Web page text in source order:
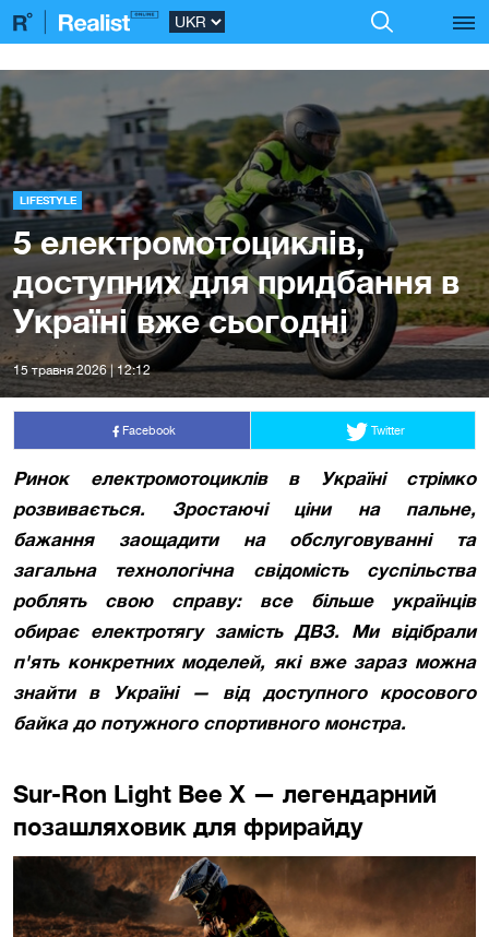
LIFESTYLE
5 електромотоциклів,
доступних для придбання в
Україні вже сьогодні
15 травня 2026 | 12:12
Facebook Twitter
Ринок електромотоциклів в Україні стрімко
розвивається. Зростаючі ціни на пальне,
бажання заощадити на обслуговуванні та
загальна технологічна свідомість суспільства
роблять свою справу: все більше українців
обирає електротягу замість ДВЗ. Ми відібрали
п'ять конкретних моделей, які вже зараз можна
знайти в Україні — від доступного кросового
байка до потужного спортивного монстра.
Sur-Ron Light Bee X — легендарний
позашляховик для фрирайду